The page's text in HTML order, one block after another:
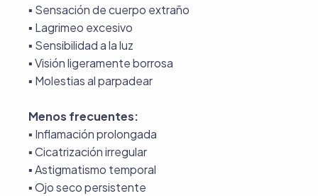
▪︎ Sensación de cuerpo extraño
▪︎ Lagrimeo excesivo
▪︎ Sensibilidad a la luz
▪︎ Visión ligeramente borrosa
▪︎ Molestias al parpadear
Menos frecuentes:
▪︎ Inflamación prolongada
▪︎ Cicatrización irregular
▪︎ Astigmatismo temporal
▪︎ Ojo seco persistente